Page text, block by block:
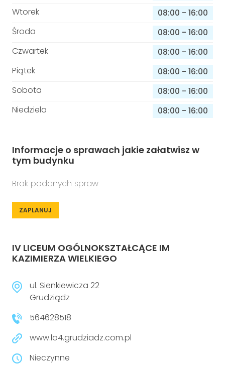
Wtorek
08:00 - 16:00
Środa
08:00 - 16:00
Czwartek
08:00 - 16:00
Piątek
08:00 - 16:00
Sobota
08:00 - 16:00
Niedziela
08:00 - 16:00
Informacje o sprawach jakie załatwisz w
tym budynku
Brak podanych spraw
ZAPLANUJ
IV LICEUM OGÓLNOKSZTAŁCĄCE IM
KAZIMIERZA WIELKIEGO
ul. Sienkiewicza 22
Grudziądz
564628518
www.lo4.grudziadz.com.pl
Nieczynne